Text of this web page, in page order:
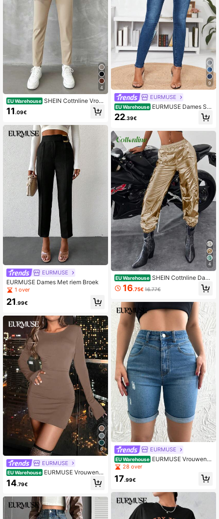
4
EU Warehouse SHEIN Cottnline Vrou
wen Geplooide Broeken met brede
pijpen
11.09€
EURMUSE
EURMUSE Dames Met riem Broek
1 over
21 .99€
6
EURMUSE
EU Warehouse EURMUSE Vrouwen G
eknoopt Mouw Fitting jurk
14.79€
9
EURMUSE
EU Warehouse EURMUSE Dames Sla
nk Denim Jeans
22.39€
4
EU Warehouse SHEIN Cottnline Dam
es Effen kleur Metallic Cargo broek
en 16.75€16.77€
EURMUSE
EU Warehouse EURMUSE Vrouwen V
erontrust Frayed hem Denim shorts
28 over
17.99€